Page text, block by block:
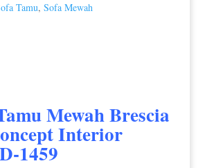
Tamu, Sofa Mewah
MewahBrescia
Interior
1459